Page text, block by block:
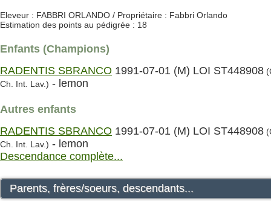
Eleveur : FABBRI ORLANDO / Propriétaire : Fabbri Orlando
Estimation des points au pédigrée : 18
Enfants (Champions)
RADENTIS SBRANCO 1991-07-01 (M) LOI ST448908
Ch. Int. Lav.) - lemon
Autres enfants
RADENTIS SBRANCO 1991-07-01 (M) LOI ST448908
Ch. Int. Lav.) - lemon
Descendance complète...
Parents, frères/soeurs, descendants...